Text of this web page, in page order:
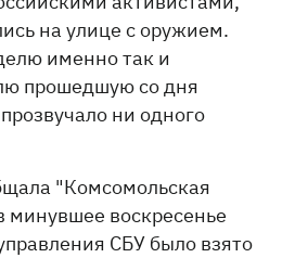
на улице с оружием.
именно так и
прошедшую со дня
ни одного
"Комсомольская
минувшее воскресенье
СБУ было взято